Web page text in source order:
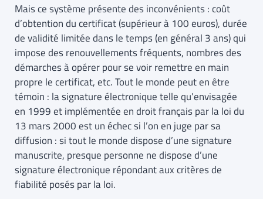
Mais ce système présente des inconvénients : coût
d’obtention du certificat (supérieur à 100 euros), durée
de validité limitée dans le temps (en général 3 ans) qui
impose des renouvellements fréquents, nombres des
démarches à opérer pour se voir remettre en main
propre le certificat, etc. Tout le monde peut en être
témoin : la signature électronique telle qu’envisagée
en 1999 et implémentée en droit français par la loi du
13 mars 2000 est un échec si l’on en juge par sa
diffusion : si tout le monde dispose d’une signature
manuscrite, presque personne ne dispose d’une
signature électronique répondant aux critères de
fiabilité posés par la loi.